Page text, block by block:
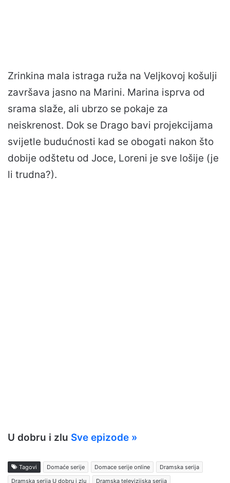
Zrinkina mala istraga ruža na Veljkovoj košulji
završava jasno na Marini. Marina isprva od
srama slaže, ali ubrzo se pokaje za
neiskrenost. Dok se Drago bavi projekcijama
svijetle budućnosti kad se obogati nakon što
dobije odštetu od Joce, Loreni je sve lošije (je
li trudna?).
U dobru i zlu Sve epizode »
Tagovi Domaće serije Domace serije online
Dramska serija
Dramska serija U dobru i zlu
Dramska televizijska serija